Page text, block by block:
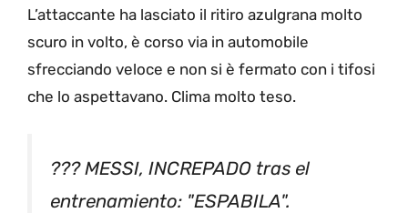
L’attaccante ha lasciato il ritiro azulgrana molto
scuro in volto, è corso via in automobile
sfrecciando veloce e non si è fermato con i tifosi
che lo aspettavano. Clima molto teso.
??? MESSI, INCREPADO tras el
entrenamiento: "ESPABILA".